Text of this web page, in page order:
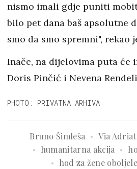
nismo imali gdje puniti
bilo pet dana baš apsolutne
smo da smo spremni", rekao
Inače, na dijelovima puta će
Doris Pinčić i Nevena
PHOTO: PRIVATNA ARHIVA
Bruno Šimleša Via
humanitarna akcija
hod za žene